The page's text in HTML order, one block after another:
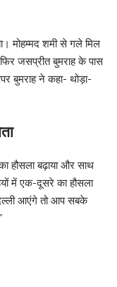
मोहम्मद शमी से गले मिल
जसप्रीत बुमराह के पास
बुमराह ने कहा- थोड़ा-
हौसला बढ़ाया और साथ
में एक-दूसरे का हौसला
आएंगे तो आप सबके